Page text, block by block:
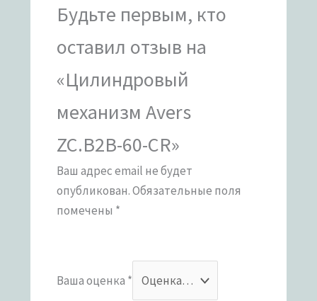
Будьте первым, кто
оставил отзыв на
«Цилиндровый
механизм Avers
ZC.B2B-60-CR»
Ваш адрес email не будет
опубликован.Обязательные поля
помечены *
Ваша оценка *